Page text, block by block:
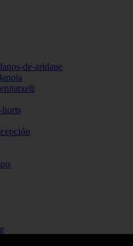
de-aridane
horts